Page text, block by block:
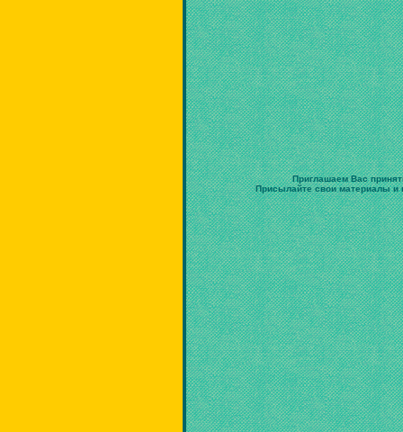
Приглашаем Вас
Присылайте свои материалы и